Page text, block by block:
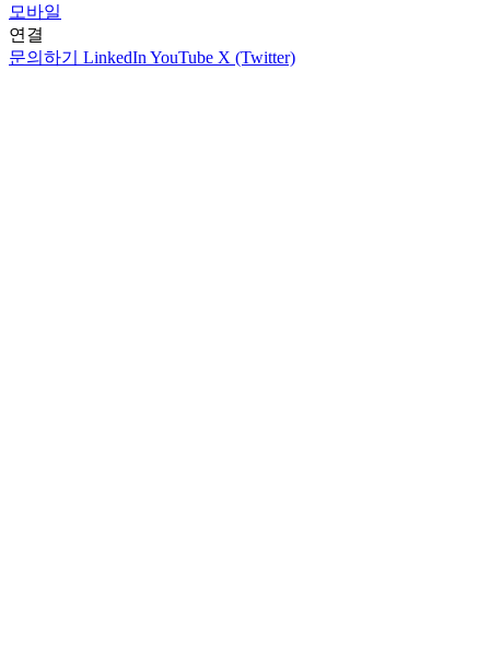
모바일
연결
문의하기 LinkedIn YouTube X (Twitter)